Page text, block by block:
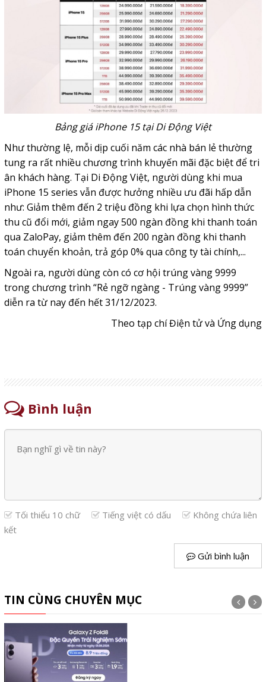
Bảng giá iPhone 15 tại Di Động Việt
Như thường lệ, mỗi dịp cuối năm các nhà bán lẻ thường
tung ra rất nhiều chương trình khuyến mãi đặc biệt để tri
ân khách hàng. Tại Di Động Việt, người dùng khi mua
iPhone 15 series vẫn được hưởng nhiều ưu đãi hấp dẫn
như: Giảm thêm đến 2 triệu đồng khi lựa chọn hình thức
thu cũ đổi mới, giảm ngay 500 ngàn đồng khi thanh toán
qua ZaloPay, giảm thêm đến 200 ngàn đồng khi thanh
toán chuyển khoản, trả góp 0% qua công ty tài chính,...
Ngoài ra, người dùng còn có cơ hội trúng vàng 9999
trong chương trình “Rẻ ngỡ ngàng - Trúng vàng 9999”
diễn ra từ nay đến hết 31/12/2023.
Theo tạp chí Điện tử và Ứng dụng
Bình luận
Tối thiểu 10 chữ Tiếng việt có dấu
Không chứa liên
kết
Gửi bình luận
TIN CÙNG CHUYÊN MỤC